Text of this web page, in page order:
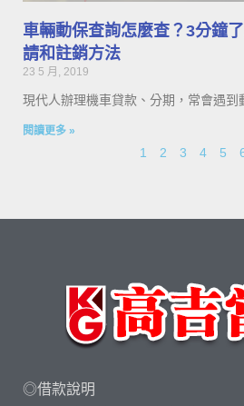
車輛動保查詢怎麼查？3分鐘
請和註銷方法
23 5 月, 2019
現代人辦理機車貸款、分期，常會遇到
閱讀更多 »
1 2 3 4 5
◎借款說明